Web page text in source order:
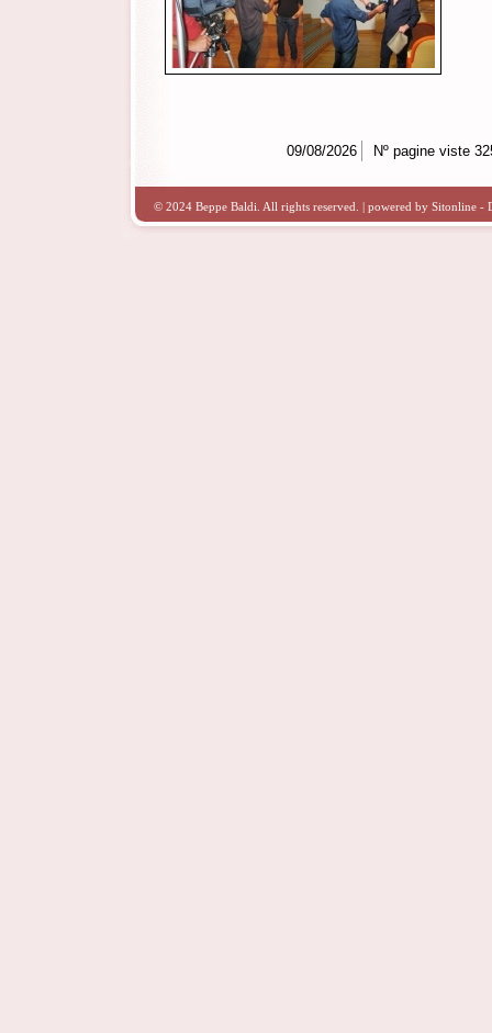
09/08/2026 Nº pagine viste
© 2024 Beppe Baldi. All rights reserved. | powered by Sitonline -